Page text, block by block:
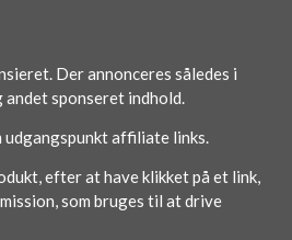
Der annonceres således i
sponseret indhold.
udgangspunkt affiliate links.
efter at have klikket på et link,
som bruges til at drive